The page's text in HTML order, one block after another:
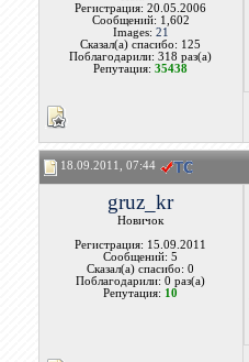
Регистрация: 20.05.2006
Сообщений: 1,602
Images: 21
Сказал(а) спасибо: 125
Поблагодарили: 318 раз(а)
Репутация:35438
18.09.2011, 07:44
gruz_kr
Новичок
Регистрация: 15.09.2011
Сообщений: 5
Сказал(а) спасибо: 0
Поблагодарили: 0 раз(а)
Репутация: 10